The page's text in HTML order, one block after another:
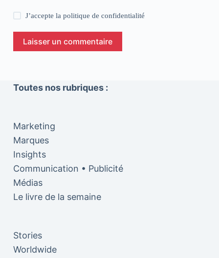
J’accepte lapolitique de confidentialité
Laisser un commentaire
Toutes nos rubriques :
Marketing
Marques
Insights
Communication • Publicité
Médias
Le livre de la semaine
Stories
Worldwide